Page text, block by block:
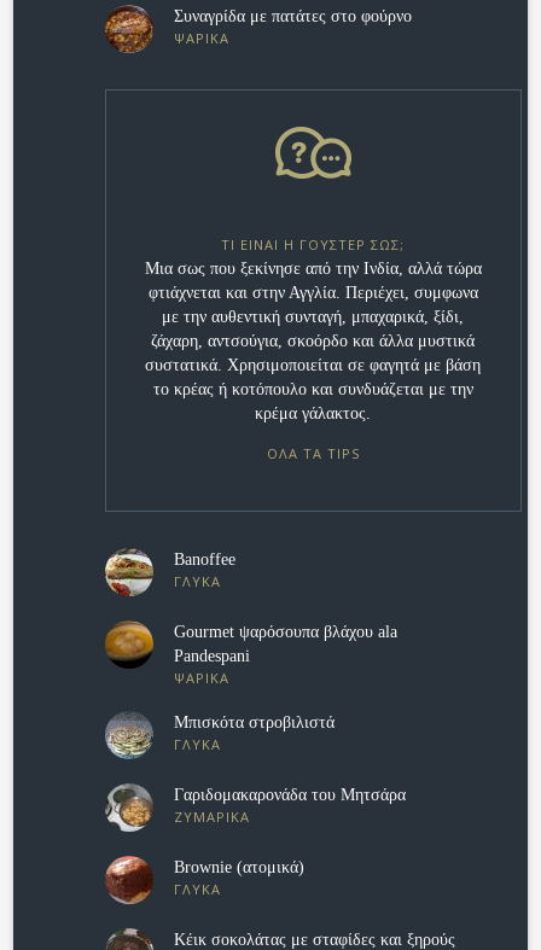
Συναγρίδα με πατάτες στο φούρνο
ΨΑΡΙΚΑ
ΤΙ ΕΊΝΑΙ Η ΓΟΎΣΤΕΡ ΣΩΣ;
Μια σως που ξεκίνησε από την Ινδία, αλλά τώρα
φτιάχνεται και στην Αγγλία. Περιέχει, συμφωνα
με την αυθεντική συνταγή, μπαχαρικά, ξίδι,
ζάχαρη, αντσούγια, σκοόρδο και άλλα μυστικά
συστατικά. Χρησιμοποιείται σε φαγητά με βάση
το κρέας ή κοτόπουλο και συνδυάζεται με την
κρέμα γάλακτος.
ΟΛΑ ΤΑ TIPS
Banoffee
ΓΛΥΚΑ
Gourmet ψαρόσουπα βλάχου ala
Pandespani
ΨΑΡΙΚΑ
Μπισκότα στροβιλιστά
ΓΛΥΚΑ
Γαριδομακαρονάδα του Μητσάρα
ΖΥΜΑΡΙΚΑ
Brownie (ατομικά)
ΓΛΥΚΑ
Κέικ σοκολάτας με σταφίδες και ξηρούς